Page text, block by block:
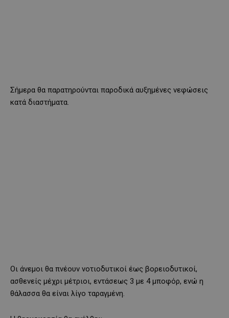
Σήμερα θα παρατηρούνται παροδικά αυξημένες νεφώσεις
κατά διαστήματα.
Οι άνεμοι θα πνέουν νοτιοδυτικοί έως βορειοδυτικοί,
ασθενείς μέχρι μέτριοι, εντάσεως 3 με 4 μποφόρ, ενώ η
θάλασσα θα είναι λίγο ταραγμένη.